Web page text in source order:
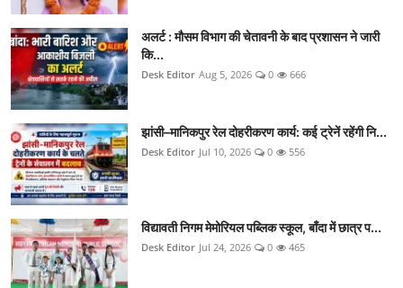
अलर्ट : मौसम विभाग की चेतावनी के बाद प्रशासन ने जारी
कि...
Desk Editor Aug 5, 2026 0 666
झांसी–मानिकपुर रेल दोहरीकरण कार्य: कई ट्रेनें रहेंगी नि...
Desk Editor Jul 10, 2026 0 556
विद्यावती निगम मेमोरियल पब्लिक स्कूल, बाँदा में छात्र प...
Desk Editor Jul 24, 2026 0 465